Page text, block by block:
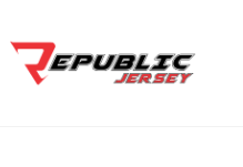
to
content
Kostum Sepeda
0812-8382-6858, Toko